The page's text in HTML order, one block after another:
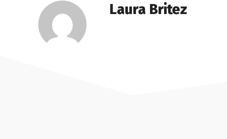
Laura Britez